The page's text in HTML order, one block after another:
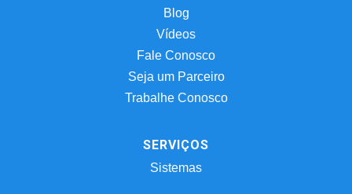
Blog
Vídeos
Fale Conosco
Seja um Parceiro
Trabalhe Conosco
SERVIÇOS
Sistemas